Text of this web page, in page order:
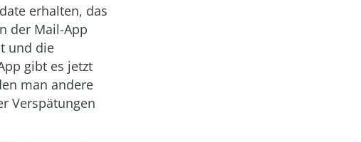
erhalten, das
der Mail-App
und die
gibt es jetzt
man andere
Verspätungen